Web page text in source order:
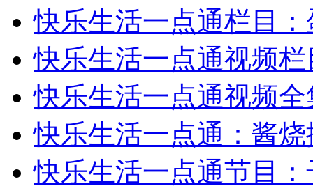
快乐生活一点通栏目
快乐生活一点通视频
快乐生活一点通视频
快乐生活一点通：酱
快乐生活一点通节目